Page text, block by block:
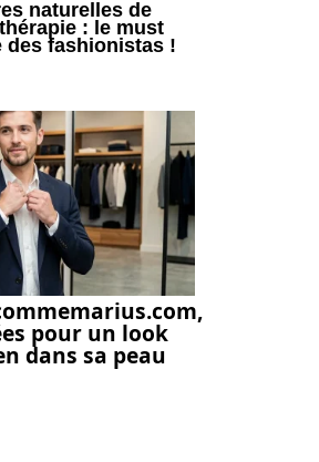
naturelles de
: le must
des fashionistas !
pour un look
dans sa peau